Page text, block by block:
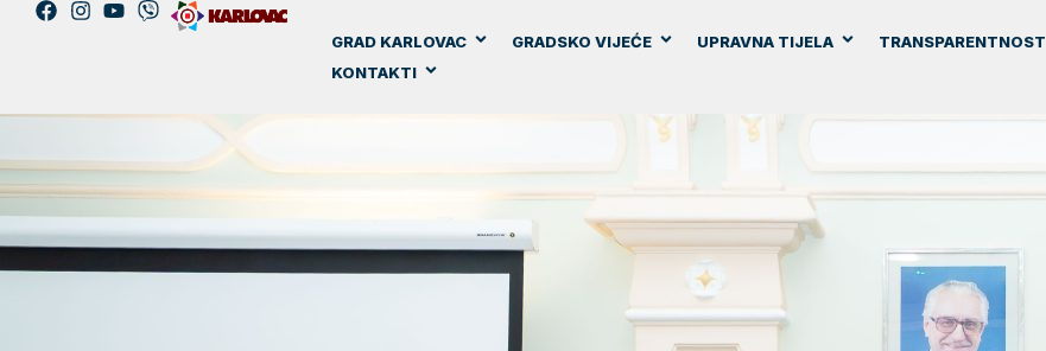
GRAD KARLOVAC GRADSKO VIJEĆE UPRAVNA TIJELA TRANSPARENTNOST
KONTAKTI